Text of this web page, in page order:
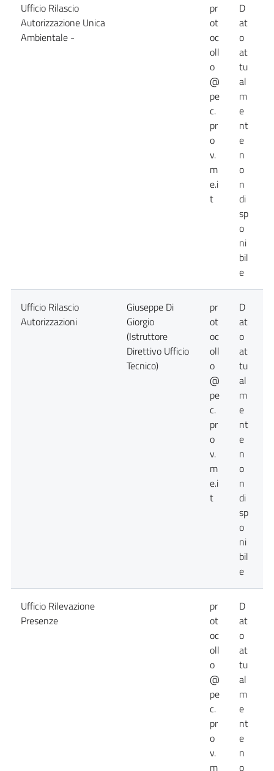
Ufficio Rilascio
Autorizzazione Unica
Ambientale -
pr
ot
oc
oll
o
@
pe
c.
pr
o
v.
m
e.i
t
D
at
o
at
tu
al
m
e
nt
e
n
o
n
di
sp
o
ni
bil
e
Ufficio Rilascio
Autorizzazioni
Giuseppe Di
Giorgio
(Istruttore
Direttivo Ufficio
Tecnico)
pr
ot
oc
oll
o
@
pe
c.
pr
o
v.
m
e.i
t
D
at
o
at
tu
al
m
e
nt
e
n
o
n
di
sp
o
ni
bil
e
Ufficio Rilevazione
Presenze
pr
ot
oc
oll
o
@
pe
c.
pr
o
v.
m
D
at
o
at
tu
al
m
e
nt
e
n
o